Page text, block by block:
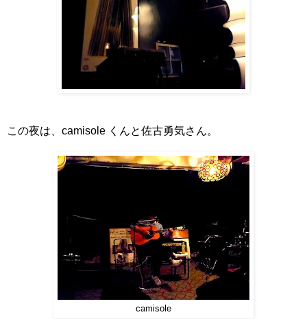
この夜は、camisole くんと佐古勇気さん。
camisole